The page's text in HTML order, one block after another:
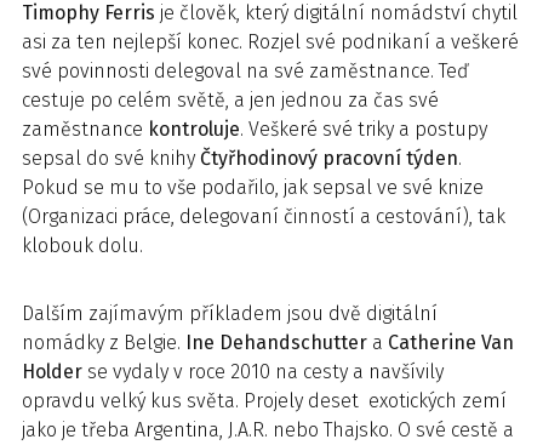
Timophy Ferris je člověk, který digitální nomádství chytil
asi za ten nejlepší konec. Rozjel své podnikaní a veškeré
své povinnosti delegoval na své zaměstnance. Teď
cestuje po celém světě, a jen jednou za čas své
zaměstnance kontroluje. Veškeré své triky a postupy
sepsal do své knihy Čtyřhodinový pracovní týden.
Pokud se mu to vše podařilo, jak sepsal ve své knize
(Organizaci práce, delegovaní činností a cestování), tak
klobouk dolu.
Dalším zajímavým příkladem jsou dvě digitální
nomádky z Belgie. Ine Dehandschutter a Catherine Van
Holder se vydaly v roce 2010 na cesty a navšívily
opravdu velký kus světa. Projely deset exotických zemí
jako je třeba Argentina, J.A.R. nebo Thajsko. O své cestě a